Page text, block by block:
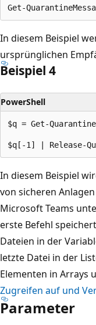
In diesem Beispiel
ursprünglichen
Beispiel 4
PowerShell
$q = Get-
In diesem Beispiel
von sicheren
Microsoft Teams
erste Befehl
Dateien in der
letzte Datei in der
Elementen in Arrays
Zugreifen auf und
Parameter